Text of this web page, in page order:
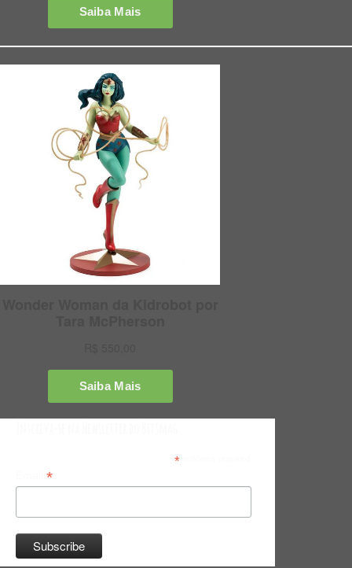
*indicates required
*